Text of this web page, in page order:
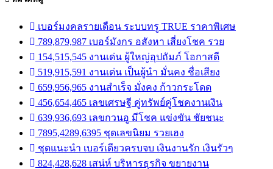
เบอร์มงคลรายเดือน ระบบทรู TRUE ราคาพิเศษ
789,879,987 เบอร์มังกร อสังหา เสี่ยงโชค รวย
154,515,545 งานเด่น ผู้ใหญ่อุปถัมภ์ โอกาสดี
519,915,591 งานเด่น เป็นผู้นำ มั่นคง ชื่อเสียง
659,956,965 งานสำเร็จ มั่งคง ก้าวกระโดด
456,654,465 เลขเศรษฐี คู่ทรัพย์คู่โชคงานเงิน
639,936,693 เลขกวนอู มีโชค แข่งขัน ชัยชนะ
7895,4289,6395 ชุดเลขนิยม รวยเฮง
ชุดแนะนำ เบอร์เดียวครบจบ เงินงานรัก เงินรัวๆ
824,428,628 เสน่ห์ บริหารธุรกิจ ขยายงาน